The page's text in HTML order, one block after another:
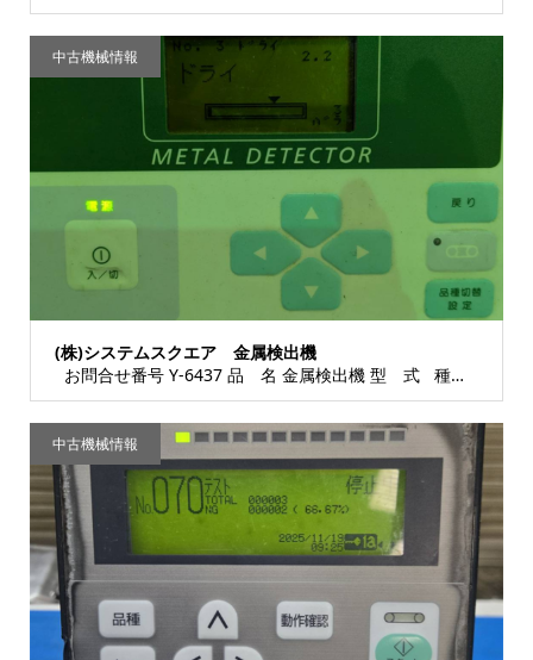
(株)システムスクエア 金属検出機
お問合せ番号 Y-6437 品 名 金属検出機 型 式 種 類 検査・衛生機器 金...
中古機械情報
中古機械情報